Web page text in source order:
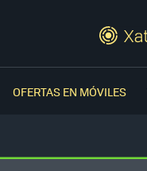
OFERTAS EN MÓVILES